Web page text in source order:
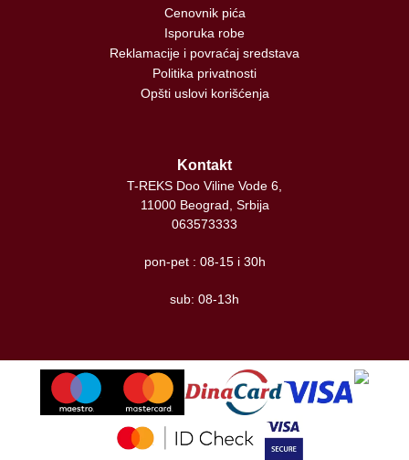
Cenovnik pića
Isporuka robe
Reklamacije i povraćaj sredstava
Politika privatnosti
Opšti uslovi korišćenja
Kontakt
T-REKS Doo Viline Vode 6,
11000 Beograd, Srbija
063573333
pon-pet : 08-15 i 30h
sub: 08-13h